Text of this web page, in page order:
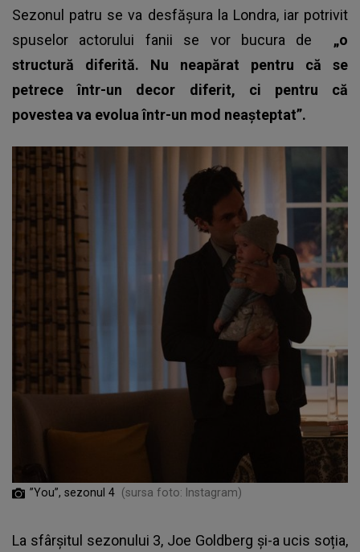
Sezonul patru se va desfășura la Londra, iar potrivit
spuselor actorului fanii se vor bucura de „o
structură diferită. Nu neapărat pentru că se
petrece într-un decor diferit, ci pentru că
povestea va evolua într-un mod neașteptat”.
”You”, sezonul 4 (sursa foto: Instagram)
La sfârșitul sezonului 3, Joe Goldberg și-a ucis soția,